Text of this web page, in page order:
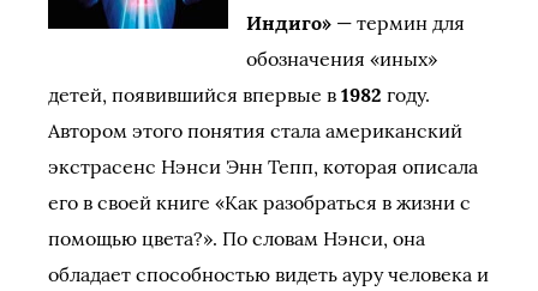
Индиго» — термин для
обозначения «иных»
детей, появившийся впервые в 1982 году.
Автором этого понятия стала американский
экстрасенс Нэнси Энн Тепп, которая описала
его в своей книге «Как разобраться в жизни с
помощью цвета?». По словам Нэнси, она
обладает способностью видеть ауру человека и